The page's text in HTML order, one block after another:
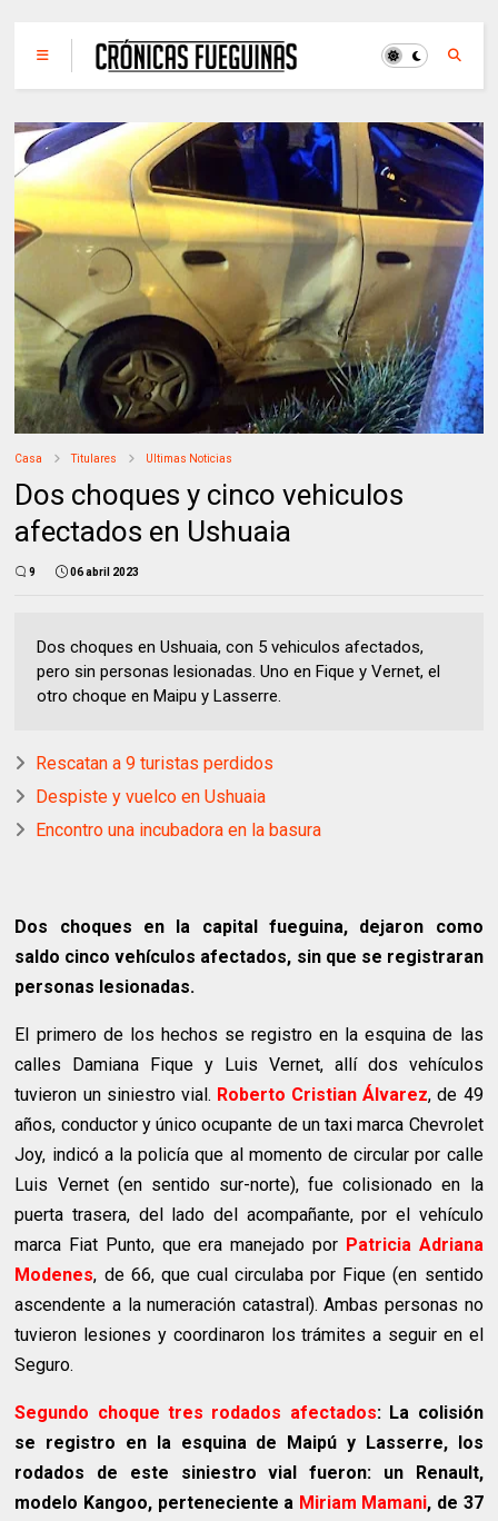
Casa Titulares Ultimas Noticias
Dos choques y cinco vehiculos
afectados en Ushuaia
9 06 abril 2023
Dos choques en Ushuaia, con 5 vehiculos afectados,
pero sin personas lesionadas. Uno en Fique y Vernet, el
otro choque en Maipu y Lasserre.
Rescatan a 9 turistas perdidos
Despiste y vuelco en Ushuaia
Encontro una incubadora en la basura
Dos choques en la capital fueguina, dejaron como
saldo cinco vehículos afectados, sin que se registraran
personas lesionadas.
El primero de los hechos se registro en la esquina de las
calles Damiana Fique y Luis Vernet, allí dos vehículos
tuvieron un siniestro vial. Roberto Cristian Álvarez, de 49
años, conductor y único ocupante de un taxi marca Chevrolet
Joy, indicó a la policía que al momento de circular por calle
Luis Vernet (en sentido sur-norte), fue colisionado en la
puerta trasera, del lado del acompañante, por el vehículo
marca Fiat Punto, que era manejado por Patricia Adriana
Modenes, de 66, que cual circulaba por Fique (en sentido
ascendente a la numeración catastral). Ambas personas no
tuvieron lesiones y coordinaron los trámites a seguir en el
Seguro.
Segundo choque tres rodados afectados: La colisión
se registro en la esquina de Maipú y Lasserre, los
rodados de este siniestro vial fueron: un Renault,
modelo Kangoo, perteneciente a Miriam Mamani, de 37